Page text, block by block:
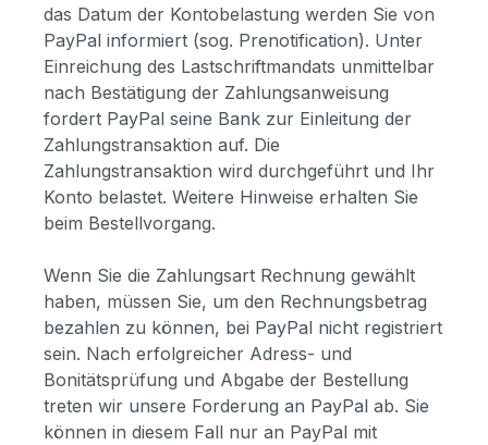
das Datum der Kontobelastung werden Sie von
PayPal informiert (sog. Prenotification). Unter
Einreichung des Lastschriftmandats unmittelbar
nach Bestätigung der Zahlungsanweisung
fordert PayPal seine Bank zur Einleitung der
Zahlungstransaktion auf. Die
Zahlungstransaktion wird durchgeführt und Ihr
Konto belastet. Weitere Hinweise erhalten Sie
beim Bestellvorgang.
Wenn Sie die Zahlungsart Rechnung gewählt
haben, müssen Sie, um den Rechnungsbetrag
bezahlen zu können, bei PayPal nicht registriert
sein. Nach erfolgreicher Adress- und
Bonitätsprüfung und Abgabe der Bestellung
treten wir unsere Forderung an PayPal ab. Sie
können in diesem Fall nur an PayPal mit